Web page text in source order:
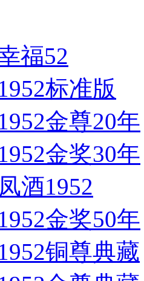
福52
标准版
金尊20年
金奖30年
酒1952
金奖50年
铜尊典藏